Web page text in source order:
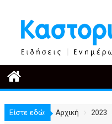
περιεχόμενο
Είστε εδώ: Αρχική 2023